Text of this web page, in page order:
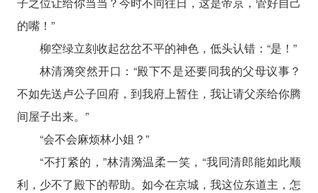
的嘴！”
柳空绿立刻收起岔岔不平的神色，低头认错：“是！”
林清漪突然开口：“殿下不是还要同我的父母议事？
不如先送卢公子回府，到我府上暂住，我让请父亲给你腾
间屋子出来。”
“会不会麻烦林小姐？”
“不打紧的，”林清漪温柔一笑，“我同清郎能如此顺
利，少不了殿下的帮助。如今在京城，我这位东道主，怎